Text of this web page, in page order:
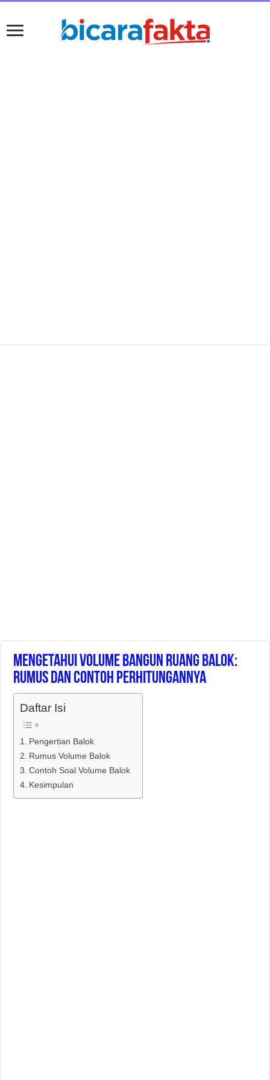
Mengetahui Volume Bangun Ruang Balok:
Rumus Dan Contoh Perhitungannya
Daftar Isi
Pengertian Balok
Rumus Volume Balok
Contoh Soal Volume Balok
Kesimpulan